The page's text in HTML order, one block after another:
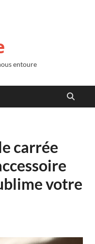
entoure
carrée
votre